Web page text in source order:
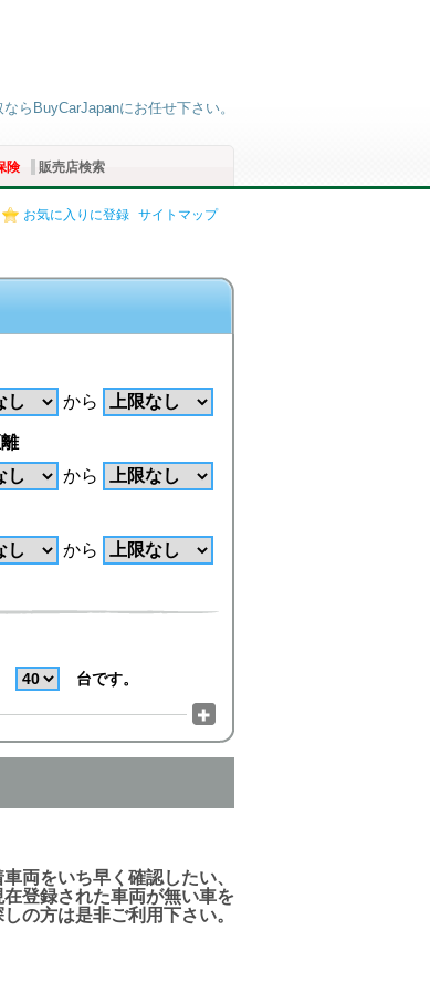
らBuyCarJapanにお任せ下さい。
険 販売店検索
お気に入りに登録 サイトマップ
から
から
から
台です。
車両をいち早く確認したい、
在登録された車両が無い車を
しの方は是非ご利用下さい。